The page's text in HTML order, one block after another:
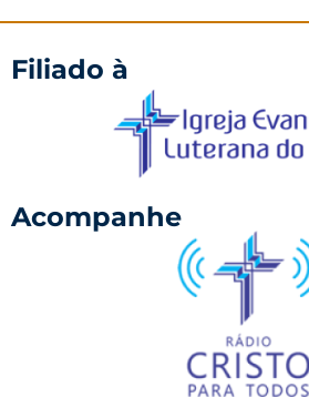
Filiado à
Acompanhe